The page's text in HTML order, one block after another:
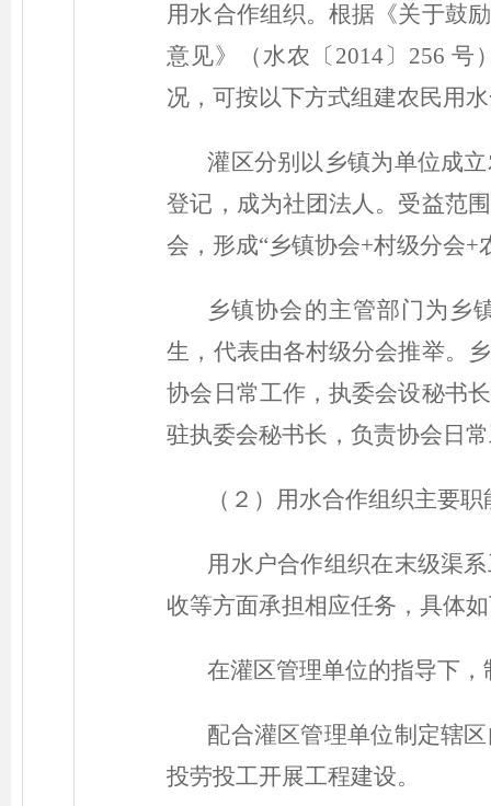
用水合作组织。根据《关于鼓
意见》（水农
〔2014〕 256 号
况，可按以下方式组建农民用
灌区分别以乡镇为单位成
登记，成为社团法人。受益范
会，形成“乡镇协会+村级分会+
乡镇协会的主管部门为乡
生，代表由各村级分会推举。
协会日常工作，执委会设秘书
驻执委会秘书长，负责协会日
（２）用水合作组织主要职
用水户合作组织在末级渠
收等方面承担相应任务，具体
在灌区管理单位的指导下
配合灌区管理单位制定辖
投劳投工开展工程建设。